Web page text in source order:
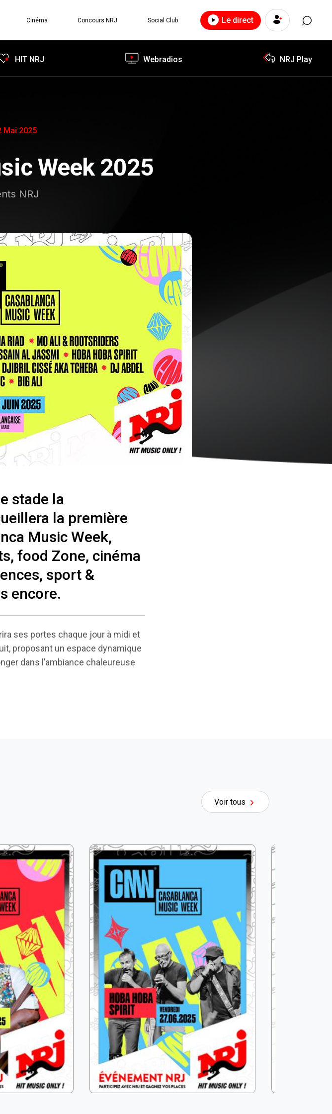
Cinéma Concours NRJ Social Club Le direct
HIT NRJ Webradios NRJ Play
Mai 2025
Week 2025
NRJ
stade la
la première
Music Week,
food Zone, cinéma
sport &
encore.
ses portes chaque jour à midi et
proposant un espace dynamique
dans l’ambiance chaleureuse
Voir tous